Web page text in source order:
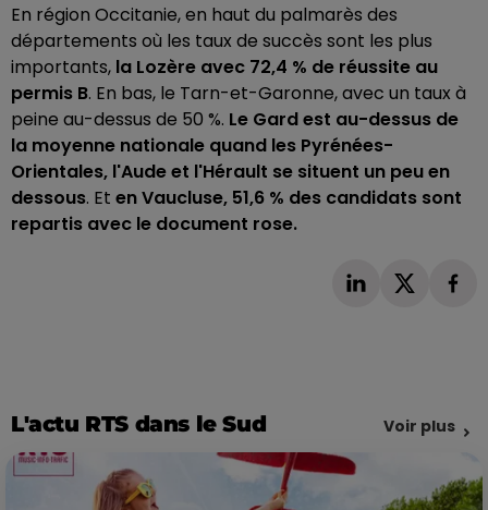
En région Occitanie, en haut du palmarès des
départements où les taux de succès sont les plus
importants, la Lozère avec 72,4 % de réussite au
permis B. En bas, le Tarn-et-Garonne, avec un taux à
peine au-dessus de 50 %. Le Gard est au-dessus de
la moyenne nationale quand les Pyrénées-
Orientales, l'Aude et l'Hérault se situent un peu en
dessous. Et enVaucluse, 51,6 % des candidats sont
repartis avec le document rose.
L'actu RTS dans le Sud Voir plus